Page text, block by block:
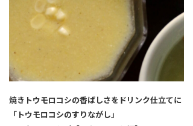
焼きトウモロコシの香ばしさをドリンク仕立てに
「トウモロコシのすりながし」